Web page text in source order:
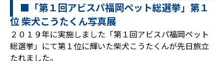
■「第１回アビスパ福岡ペット総選挙」第１
位 柴犬こうたくん写真展
２０１９年に実施しました「第１回アビスパ福岡ペット
総選挙」にて第１位に輝いた柴犬こうたくんが先日旅立
たれました。